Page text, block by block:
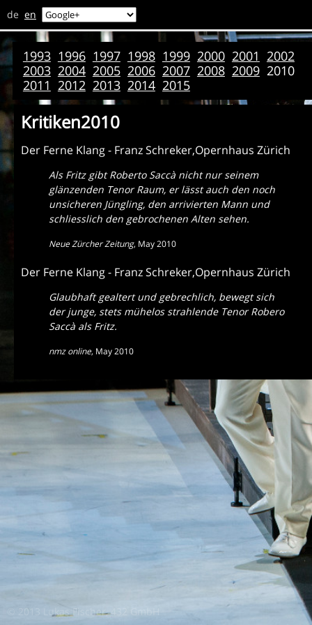
de en
Kritiken2010
Der Ferne Klang - Franz Schreker,Opernhaus Zürich
Als Fritz gibt Roberto Saccà nicht nur seinem
glänzenden Tenor Raum, er lässt auch den noch
unsicheren Jüngling, den arrivierten Mann und
schliesslich den gebrochenen Alten sehen.
Neue Zürcher Zeitung, May 2010
Der Ferne Klang - Franz Schreker,Opernhaus Zürich
Glaubhaft gealtert und gebrechlich, bewegt sich
der junge, stets mühelos strahlende Tenor Robero
Saccà als Fritz.
nmz online, May 2010
1993 1996 1997 1998 1999 2000 2001 2002
2003 2004 2005 2006 2007 2008 2009 2010
2011 2012 2013 2014 2015
© 2013 Lukas Fischer, 432 GmbH